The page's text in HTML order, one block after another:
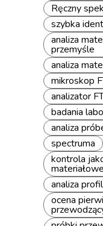
Ręczny
szybka
analiza
przemyśle
analiza
mikroskop
analizator
badania
analiza
spectruma
kontrola
materiałowe
analiza
ocena